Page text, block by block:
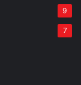
9
7